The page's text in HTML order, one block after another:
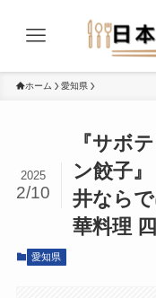
ホーム 愛知県
『サボ
ン餃子
井なら
華料理
2025
2/10
愛知県